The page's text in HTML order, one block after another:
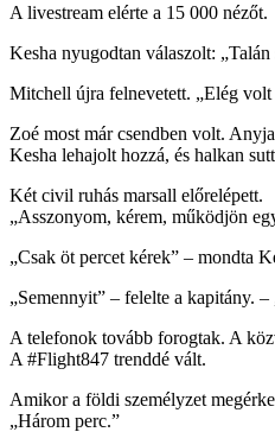
A livestream elérte a 15 000 nézőt.
Kesha nyugodtan válaszolt:
Mitchell újra felnevetett. „Elég volt
Zoé most már csendben volt.
Kesha lehajolt hozzá, és halkan
Két civil ruhás marsall előrelépett.
„Asszonyom, kérem, működjön
„Csak öt percet kérek” – mondta
„Semennyit” – felelte a kapitány.
A telefonok tovább forogtak. A
A #Flight847 trenddé vált.
Amikor a földi személyzet
„Három perc.”